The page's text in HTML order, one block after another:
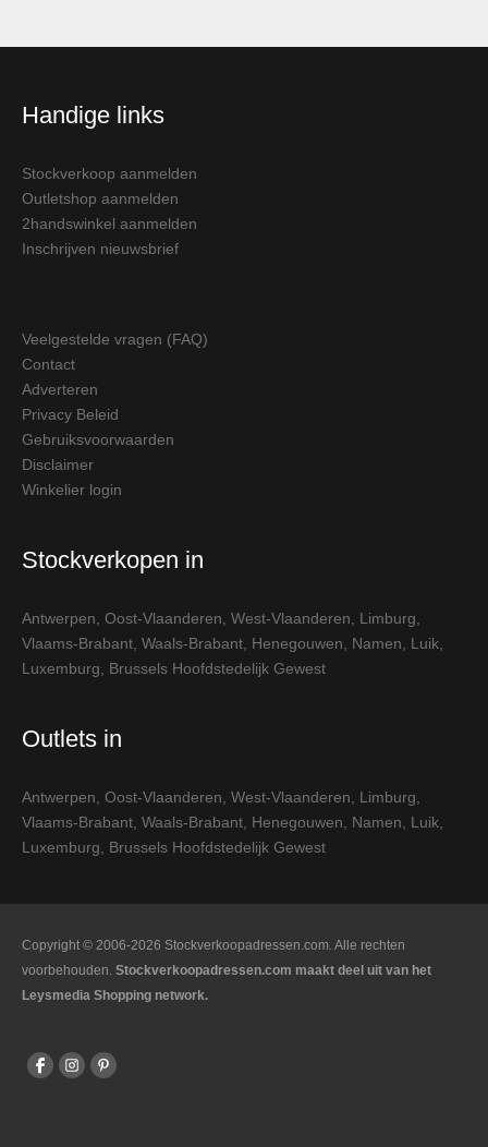
Handige links
Stockverkoop aanmelden
Outletshop aanmelden
2handswinkel aanmelden
Inschrijven nieuwsbrief
Veelgestelde vragen (FAQ)
Contact
Adverteren
Privacy Beleid
Gebruiksvoorwaarden
Disclaimer
Winkelier login
Stockverkopen in
Antwerpen, Oost-Vlaanderen, West-Vlaanderen, Limburg,
Vlaams-Brabant, Waals-Brabant, Henegouwen, Namen, Luik,
Luxemburg, Brussels Hoofdstedelijk Gewest
Outlets in
Antwerpen, Oost-Vlaanderen, West-Vlaanderen, Limburg,
Vlaams-Brabant, Waals-Brabant, Henegouwen, Namen, Luik,
Luxemburg, Brussels Hoofdstedelijk Gewest
Copyright © 2006-2026 Stockverkoopadressen.com. Alle rechten
voorbehouden. Stockverkoopadressen.com maakt deel uit van het
Leysmedia Shopping network.